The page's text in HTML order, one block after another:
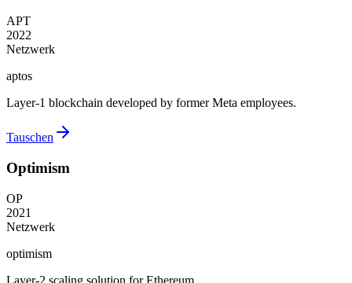
APT
2022
Netzwerk
aptos
Layer-1 blockchain developed by former Meta employees.
Tauschen
Optimism
OP
2021
Netzwerk
optimism
Layer-2 scaling solution for Ethereum.